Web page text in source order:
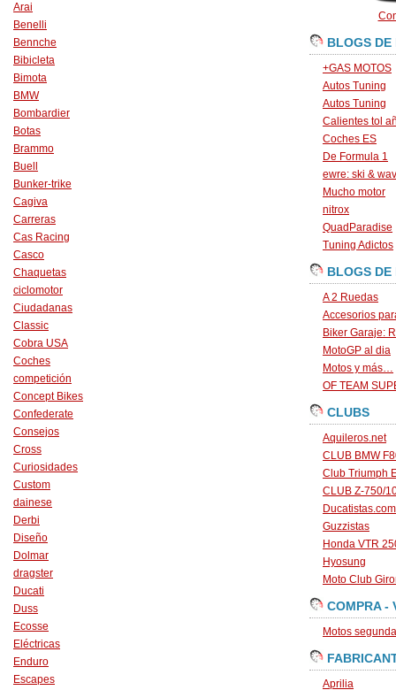
Arai
Benelli
Bennche
Bibicleta
Bimota
BMW
Bombardier
Botas
Brammo
Buell
Bunker-trike
Cagiva
Carreras
Cas Racing
Casco
Chaquetas
ciclomotor
Ciudadanas
Classic
Cobra USA
Coches
competición
Concept Bikes
Confederate
Consejos
Cross
Curiosidades
Custom
dainese
Derbi
Diseño
Dolmar
dragster
Ducati
Duss
Ecosse
Eléctricas
Enduro
Escapes
BLOGS DE
+GAS MOTOS
Autos Tuning
Autos Tuning
Calientes tol
Coches ES
De Formula 1
ewre: ski &
Mucho motor
nitrox
QuadParadise
Tuning Adictos
BLOGS DE
A 2 Ruedas
Accesorios
Biker Garaje:
MotoGP al dia
Motos y más…
OF TEAM
CLUBS
Aquileros.net
CLUB BMW
Club Triumph
CLUB Z-750/
Ducatistas.com
Guzzistas
Honda VTR
Hyosung
Moto Club
COMPRA -
Motos
Aprilia